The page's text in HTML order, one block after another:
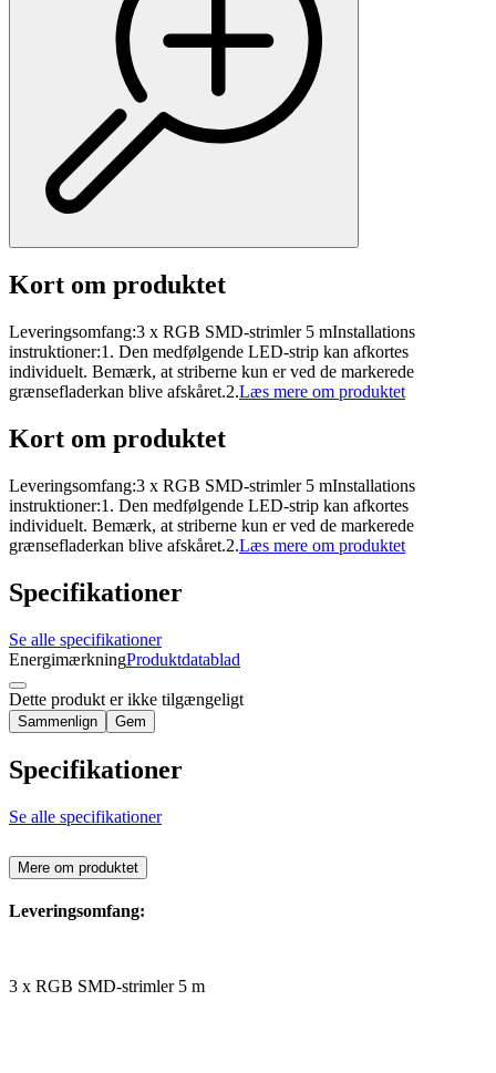
Kort om produktet
Leveringsomfang:3 x RGB SMD-strimler 5 mInstallations
instruktioner:1. Den medfølgende LED-strip kan afkortes
individuelt. Bemærk, at striberne kun er ved de markerede
grænsefladerkan blive afskåret.2.Læs mere om produktet
Kort om produktet
Leveringsomfang:3 x RGB SMD-strimler 5 mInstallations
instruktioner:1. Den medfølgende LED-strip kan afkortes
individuelt. Bemærk, at striberne kun er ved de markerede
grænsefladerkan blive afskåret.2.Læs mere om produktet
Specifikationer
Se alle specifikationer
EnergimærkningProduktdatablad
Dette produkt er ikke tilgængeligt
Sammenlign Gem
Specifikationer
Se alle specifikationer
Mere om produktet
Leveringsomfang:
3 x RGB SMD-strimler 5 m